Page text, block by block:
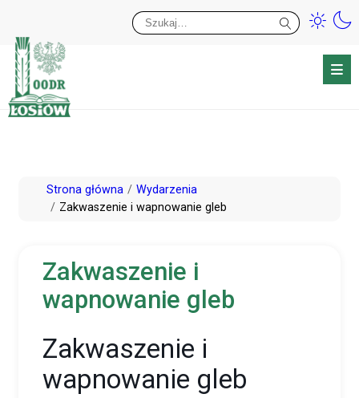
PrzejdźStrona główna
Wydarzenia
Zakwaszenie i wapnowanie gleb
Zakwaszenie i
wapnowanie gleb
Zakwaszenie i
wapnowanie gleb